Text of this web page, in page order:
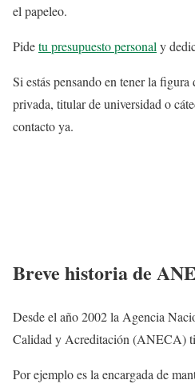
el papeleo.
Pidetu presupuesto personaly
Si estás pensando en tener la
privada, titular de universidad o
contacto ya.
Breve historia de
Desde el año 2002 la Agencia
Calidad y Acreditación (ANECA)
Por ejemplo es la encargada de